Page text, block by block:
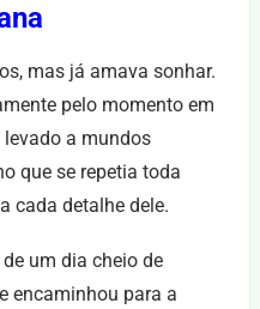
mas já amava sonhar.
pelo momento em
a mundos
que se repetia toda
cada detalhe dele.
um dia cheio de
encaminhou para a